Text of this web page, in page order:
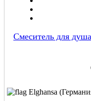
Смеситель для
Elghansa